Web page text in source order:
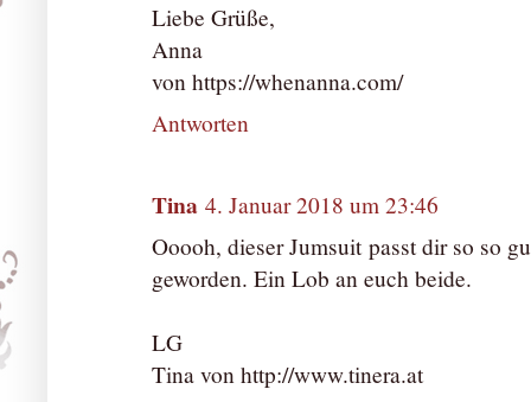
Liebe Grüße,
Anna
von https://whenanna.com/
Antworten
Tina 4. Januar 2018 um 23:46
Ooooh, dieser Jumsuit passt dir so so
geworden. Ein Lob an euch beide.
LG
Tina von http://www.tinera.at